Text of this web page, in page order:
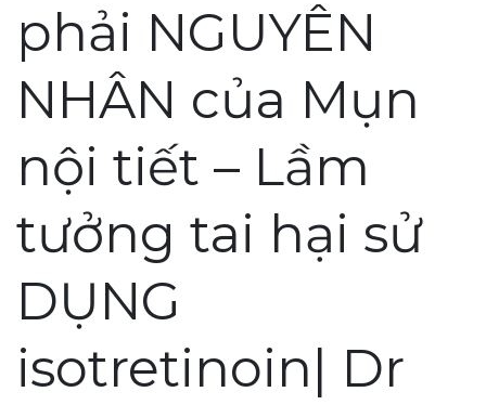
phải NGUYÊN
NHÂN của Mụn
nội tiết – Lầm
tưởng tai hại sử
DỤNG
isotretinoin| Dr